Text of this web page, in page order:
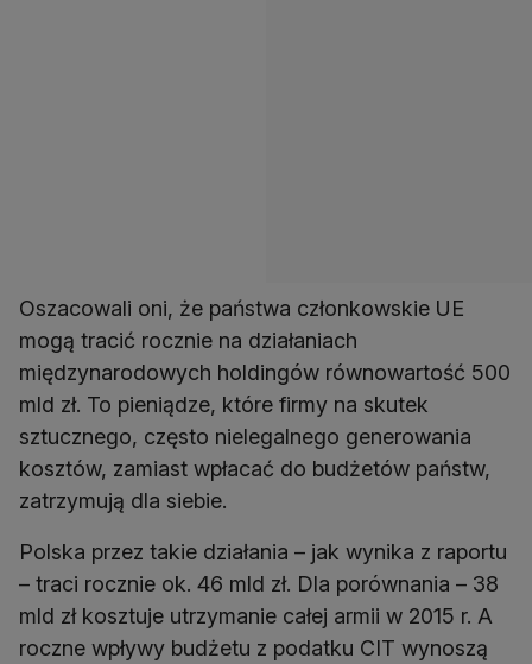
Oszacowali oni, że państwa członkowskie UE
mogą tracić rocznie na działaniach
międzynarodowych holdingów równowartość 500
mld zł. To pieniądze, które firmy na skutek
sztucznego, często nielegalnego generowania
kosztów, zamiast wpłacać do budżetów państw,
zatrzymują dla siebie.
Polska przez takie działania – jak wynika z raportu
– traci rocznie ok. 46 mld zł. Dla porównania – 38
mld zł kosztuje utrzymanie całej armii w 2015 r. A
roczne wpływy budżetu z podatku CIT wynoszą